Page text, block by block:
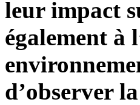
leur impact
également à
d’observer